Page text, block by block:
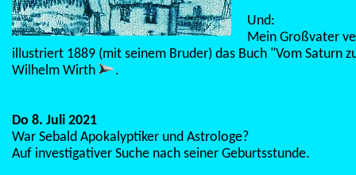
Und:
Mein Großvater
illustriert 1889 (mit seinem Bruder) das Buch "Vom Saturn
Wilhelm Wirth
.
Do 8. Juli 2021
War Sebald Apokalyptiker und Astrologe?
Auf investigativer Suche nach seiner Geburtsstunde.